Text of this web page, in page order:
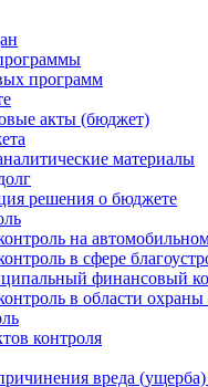
программ
акты (бюджет)
материалы
решения о бюджете
на
в сфере
финансовый
в области
контроля
вреда